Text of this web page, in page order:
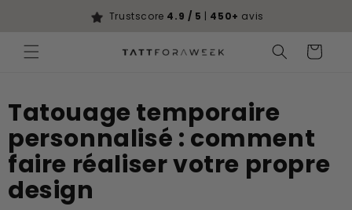
Trustscore 4.9 / 5 | 450+ avis
Panier
Tatouage temporaire
personnalisé : comment
faire réaliser votre propre
design